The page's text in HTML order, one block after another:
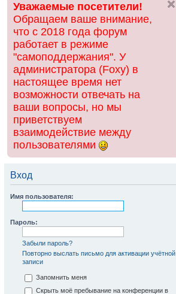
ск
Уважаемые посетители!
Обращаем ваше внимание,
что с 2018 года форум
работает в режиме
"самоподдержания". У
администратора (Foxy) в
настоящее время нет
возможности отвечать на
ваши вопросы, но мы
приветствуем
взаимодействие между
пользователями
Вход
Имя пользователя:
Пароль:
Забыли пароль?
Повторно выслать письмо для активации учётной
записи
Запомнить меня
Скрыть моё пребывание на конференции в